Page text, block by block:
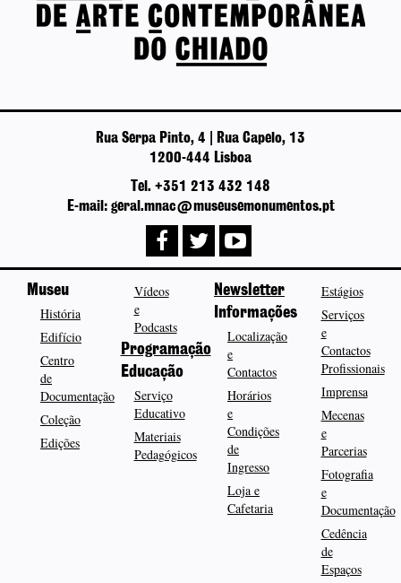
Rua Serpa Pinto, 4 | Rua Capelo, 13
1200-444 Lisboa
Tel. +351 213 432 148
E-mail: geral.mnac@museusemonumentos.pt
Museu
História
Edifício
Centro
de
Documentação
Coleção
Edições
Vídeos
e
Podcasts
Programação
Educação
Serviço
Educativo
Materiais
Pedagógicos
Newsletter
Informações
Localização
e
Contactos
Horários
e
Condições
de
Ingresso
Loja e
Cafetaria
Estágios
Serviços
e
Contactos
Profissionais
Imprensa
Mecenas
e
Parcerias
Fotografia
e
Documentação
Cedência
de
Espaços